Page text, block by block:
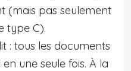
(mais pas seulement
type C).
: tous les documents
une seule fois. À la